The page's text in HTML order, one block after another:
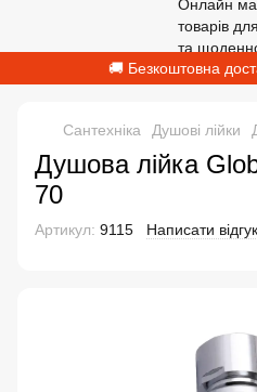
🚚 Безкоштовна
Сантехніка Душові лійки
Душова лійка
70
Артикул: 9115 Написати відгук